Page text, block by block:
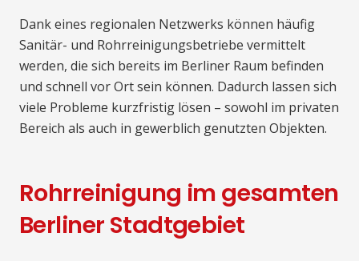
Dank eines regionalen Netzwerks können häufig
Sanitär- und Rohrreinigungsbetriebe vermittelt
werden, die sich bereits im Berliner Raum befinden
und schnell vor Ort sein können. Dadurch lassen sich
viele Probleme kurzfristig lösen – sowohl im privaten
Bereich als auch in gewerblich genutzten Objekten.
Rohrreinigung im gesamten
Berliner Stadtgebiet